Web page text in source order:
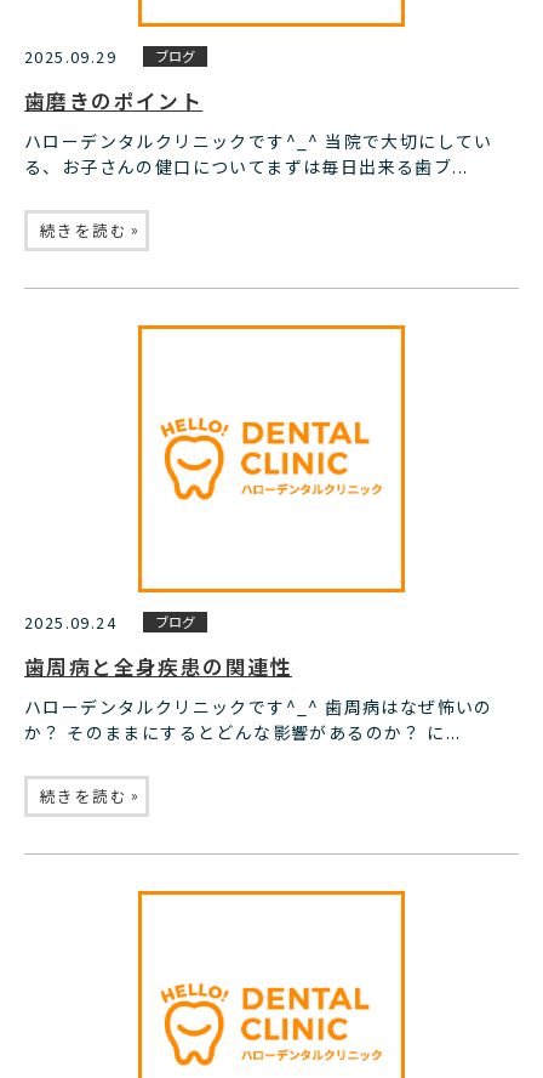
2025.09.29 ブログ
歯磨きのポイント
ハローデンタルクリニックです^_^ 当院で大切にしてい
る、お子さんの健口についてまずは毎日出来る歯ブ...
続きを読む »
2025.09.24 ブログ
歯周病と全身疾患の関連性
ハローデンタルクリニックです^_^ 歯周病はなぜ怖いの
か？ そのままにするとどんな影響があるのか？ に...
続きを読む »